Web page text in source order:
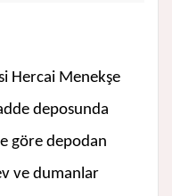
Hercai Menekşe
deposunda
göre depodan
ve dumanlar